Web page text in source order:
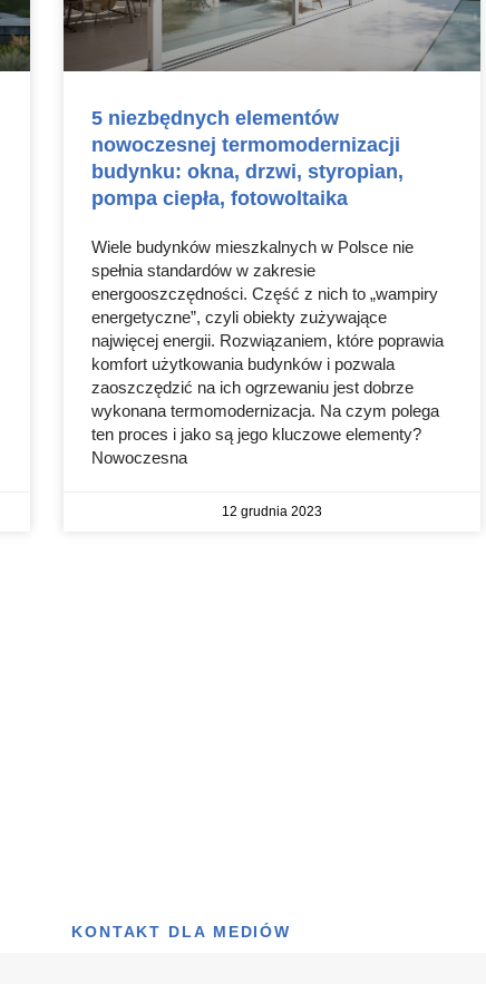
5 niezbędnych elementów
nowoczesnej termomodernizacji
budynku: okna, drzwi, styropian,
pompa ciepła, fotowoltaika
Wiele budynków mieszkalnych w Polsce nie
spełnia standardów w zakresie
energooszczędności. Część z nich to „wampiry
energetyczne”, czyli obiekty zużywające
najwięcej energii. Rozwiązaniem, które poprawia
komfort użytkowania budynków i pozwala
zaoszczędzić na ich ogrzewaniu jest dobrze
wykonana termomodernizacja. Na czym polega
ten proces i jako są jego kluczowe elementy?
Nowoczesna
12 grudnia 2023
KONTAKT DLA MEDIÓW